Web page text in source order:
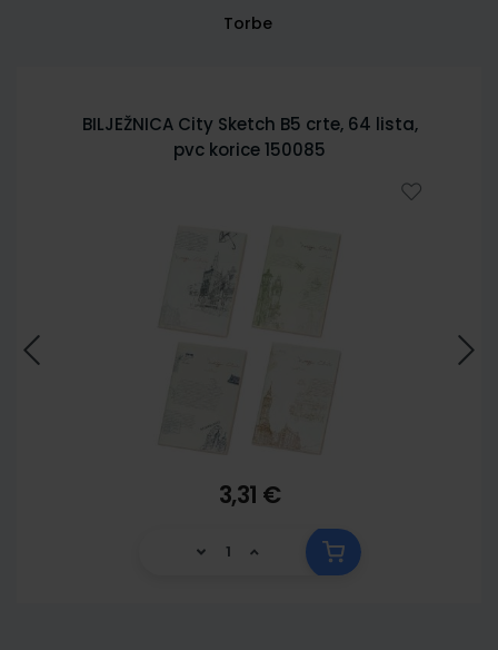
Torbe
BILJEŽNICA City Sketch B5 crte, 64 lista,
pvc korice 150085
3,31 €